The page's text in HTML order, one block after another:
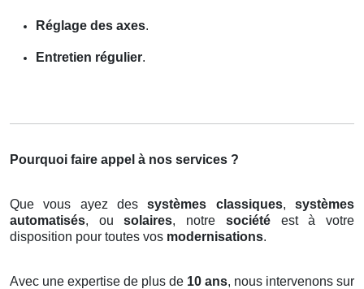
Réglage des axes.
Entretien régulier.
Pourquoi faire appel à nos services ?
Que vous ayez dessystèmes classiques,systèmes
automatisés, ousolaires, notre sociétéest à votre
disposition pour toutes vos modernisations.
Avec une expertise de plus de 10 ans, nous intervenons sur